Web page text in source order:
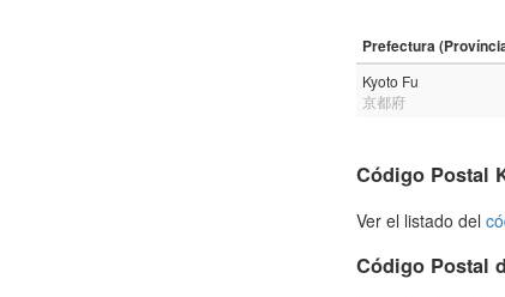
Prefectura
Kyoto Fu
京都府
Código Postal
Ver el listado del
Código Postal